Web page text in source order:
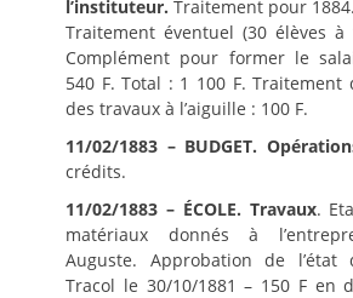
l’instituteur. Traitement pour
Traitement éventuel (30 élèves à
Complément pour former le
540 F. Total : 1 100 F. Traitement
des travaux à l’aiguille : 100 F.
11/02/1883 – BUDGET.
crédits.
11/02/1883 – ÉCOLE. Travaux.
matériaux donnés à
Auguste. Approbation de l’état
Tracol le 30/10/1881 – 150 F en